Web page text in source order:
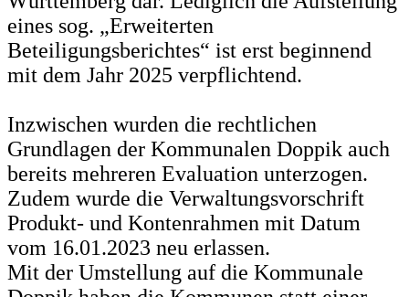
eines sog. „Erweiterten
Beteiligungsberichtes“ ist erst beginnend
mit dem Jahr 2025 verpflichtend.
Inzwischen wurden die rechtlichen
Grundlagen der Kommunalen Doppik auch
bereits mehreren Evaluation unterzogen.
Zudem wurde die Verwaltungsvorschrift
Produkt- und Kontenrahmen mit Datum
vom 16.01.2023 neu erlassen.
Mit der Umstellung auf die Kommunale